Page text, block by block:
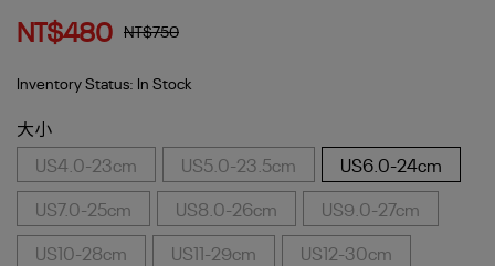
NT$480 NT$750
Inventory Status: In Stock
大小
US4.0-23cm
US5.0-23.5cm
US6.0-24cm
US7.0-25cm
US8.0-26cm
US9.0-27cm
US10-28cm
US11-29cm
US12-30cm